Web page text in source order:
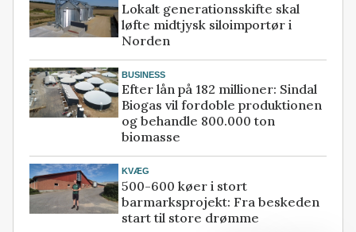
Lokalt generationsskifte skal
løfte midtjysk siloimportør i
Norden
BUSINESS
Efter lån på 182 millioner: Sindal
Biogas vil fordoble produktionen
og behandle 800.000 ton
biomasse
KVÆG
500-600 køer i stort
barmarksprojekt: Fra beskeden
start til store drømme